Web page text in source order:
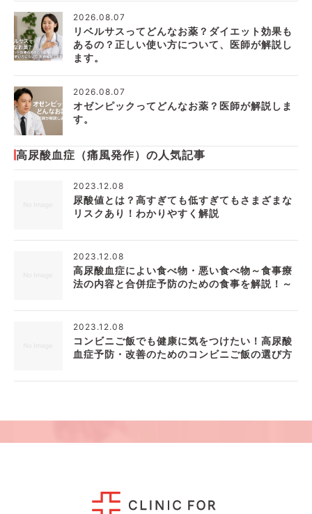
2026.08.07
リベルサスってどんなお薬？ダイエット効果も
あるの？正しい使い方について、医師が解説し
ます。
2026.08.07
オゼンピックってどんなお薬？医師が解説しま
す。
高尿酸血症（痛風発作）の人気記事
2023.12.08
尿酸値とは？高すぎても低すぎてもさまざまな
リスクあり！わかりやすく解説
2023.12.08
高尿酸血症によい食べ物・悪い食べ物～食事療
法の内容と合併症予防のための食事を解説！～
2023.12.08
コンビニご飯でも健康に気をつけたい！高尿酸
血症予防・改善のためのコンビニご飯の選び方